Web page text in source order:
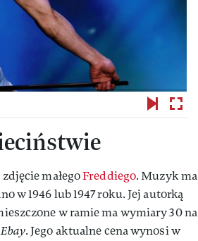
małegoFreddiego. Muzyk ma
w 1946 lub 1947 roku. Jej autorką
w ramie ma wymiary 30 na
Ebay. Jego aktualne cena wynosi w